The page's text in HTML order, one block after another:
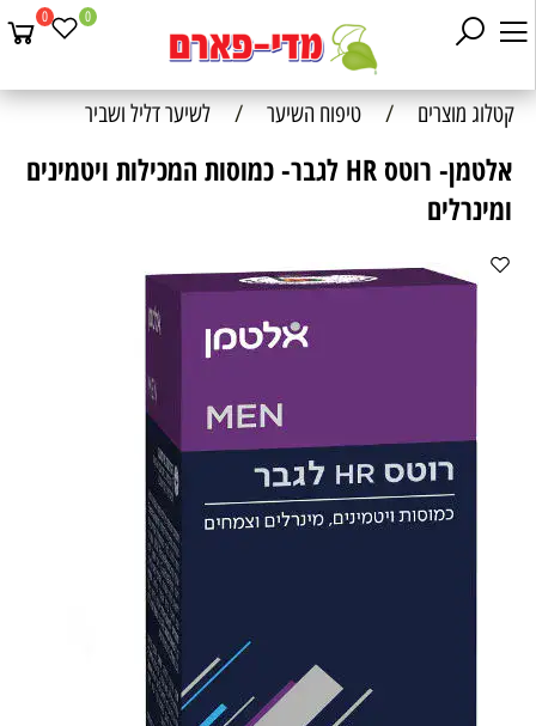
0 0
קטלוג מוצרים / טיפוח השיער / לשיער דליל ושביר
אלטמן- רוטס HR לגבר- כמוסות המכילות ויטמינים
ומינרלים